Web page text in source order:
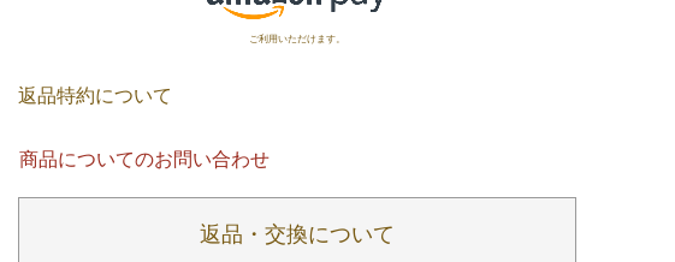
ご利用いただけます。
返品特約について
商品についてのお問い合わせ
返品・交換について